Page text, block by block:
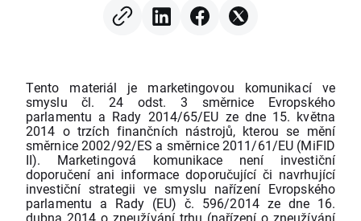
Tento materiál je marketingovou komunikací ve
smyslu čl. 24 odst. 3 směrnice Evropského
parlamentu a Rady 2014/65/EU ze dne 15. května
2014 o trzích finančních nástrojů, kterou se mění
směrnice 2002/92/ES a směrnice 2011/61/EU (MiFID
II). Marketingová komunikace není investiční
doporučení ani informace doporučující či navrhující
investiční strategii ve smyslu nařízení Evropského
parlamentu a Rady (EU) č. 596/2014 ze dne 16.
dubna 2014 o zneužívání trhu (nařízení o zneužívání